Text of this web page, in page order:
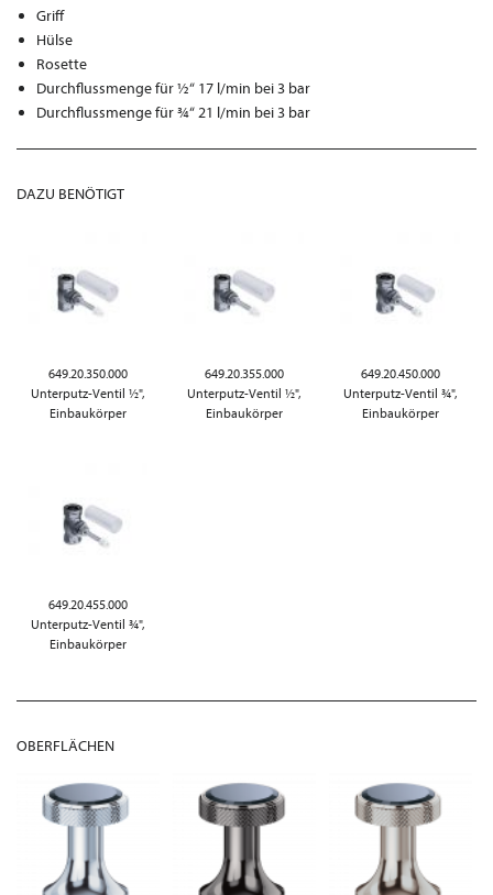
Griff
Hülse
Rosette
Durchflussmenge für ½“ 17 l/min bei 3 bar
Durchflussmenge für ¾“ 21 l/min bei 3 bar
DAZU BENÖTIGT
649.20.350.000
Unterputz-Ventil ½",
Einbaukörper
649.20.355.000
Unterputz-Ventil ½",
Einbaukörper
649.20.450.000
Unterputz-Ventil ¾",
Einbaukörper
649.20.455.000
Unterputz-Ventil ¾",
Einbaukörper
OBERFLÄCHEN